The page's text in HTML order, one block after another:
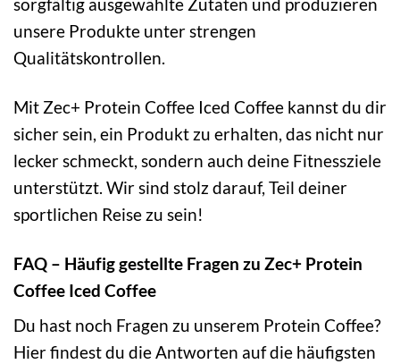
unsere Produkte unter strengen
Qualitätskontrollen.
Mit Zec+ Protein Coffee Iced Coffee kannst du dir
sicher sein, ein Produkt zu erhalten, das nicht nur
lecker schmeckt, sondern auch deine Fitnessziele
unterstützt. Wir sind stolz darauf, Teil deiner
sportlichen Reise zu sein!
FAQ – Häufig gestellte Fragen zu Zec+ Protein
Coffee Iced Coffee
Du hast noch Fragen zu unserem Protein Coffee?
Hier findest du die Antworten auf die häufigsten